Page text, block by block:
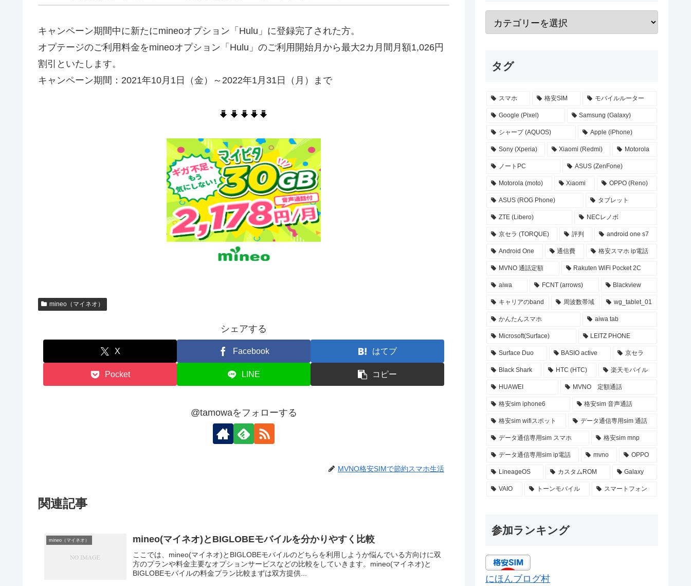
キャンペーン期間中に新たにmineoオプション「Hulu」に登録完了された方。
オプテージのご利用料金をmineoオプション「Hulu」のご利用開始月から最大2カ月間月額1,026円
割引といたします。
キャンペーン期間：2021年10月1日（金）～2022年1月31日（月）まで
mineo（マイネオ）
シェアする
X Facebook はてブ
Pocket LINE コピー
@tamowaをフォローする
MVNO格安SIMで節約スマホ生活
関連記事
mineo（マイネオ） mineo(マイネオ)とBIGLOBEモバイルを分かりやすく比較
ここでは、mineo(マイネオ)とBIGLOBEモバイルのどちらを利用しようか悩んでいる方向けに双
方のプランや料金主要なオプションサービスなどの比較をしていきます。mineo(マイネオ)と
BIGLOBEモバイルの料金プラン比較まずは双方提供...
タグ
スマホ 格安SIM モバイルルーター
Google (Pixel) Samsung (Galaxy)
シャープ (AQUOS) Apple (iPhone)
Sony (Xperia) Xiaomi (Redmi) Motorola
ノートPC ASUS (ZenFone)
Motorola (moto) Xiaomi OPPO (Reno)
ASUS (ROG Phone) タブレット
ZTE (Libero) NECレノボ
京セラ (TORQUE) 評判 android one s7
Android One 通信費 格安スマホ ip電話
MVNO 通話定額 Rakuten WiFi Pocket 2C
aiwa FCNT (arrows) Blackview
キャリアのband 周波数帯域 wg_tablet_01
かんたんスマホ aiwa tab
Microsoft(Surface) LEITZ PHONE
Surface Duo BASIO active 京セラ
Black Shark HTC (HTC) 楽天モバイル
HUAWEI MVNO 定額通話
格安sim iphone6 格安sim 音声通話
格安sim wifiスポット データ通信専用sim 通話
データ通信専用sim スマホ 格安sim mnp
データ通信専用sim ip電話 mvno OPPO
LineageOS カスタムROM Galaxy
VAIO トーンモバイル スマートフォン
参加ランキング
にほんブログ村